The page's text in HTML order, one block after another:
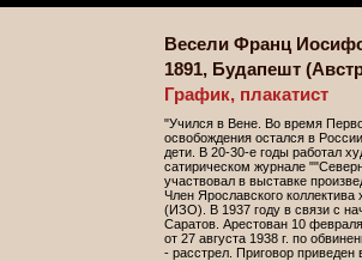
Весели Франц
1891, Будапешт
График, плакатист
"Учился в Вене. Во время
освобождения остался в
дети. В 20-30-е годы работал
сатирическом журнале
участвовал в выставке
Член Ярославского коллектива
(ИЗО). В 1937 году в связи с
Саратов. Арестован 10
от 27 августа 1938 г. по
- расстрел. Приговор приведен